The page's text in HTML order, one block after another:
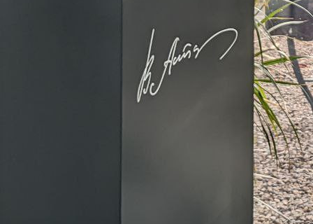
резонансное высказывание историка Евгения Спицына о
писателе Викторе Астафьеве. Экс-мэр Красноярска готовит
обращение в компетентные органы.
Резкие слова прозвучали в интервью, опубликованном на
платформе Youtube. Евгений Спицын назвал знаменитого
красноярского писателя Виктора Петровича Астафьева
гнидой и подонком. Историк считает, что роман "Прокляты и
убиты" был создан по заказу Запада. Якобы Астафьеву
Высказывание возмутило бывшего мэра Красноярска, а ныне
депутата Госдумы РФ Сергея Ерёмина. В телеграм-канале он
заступился за земляка. Экс-глава краевой столицы
воспринял прозвучавшее мнение как оскорбление личности
великого писателя и плевок в душу не только сибиряков, но и